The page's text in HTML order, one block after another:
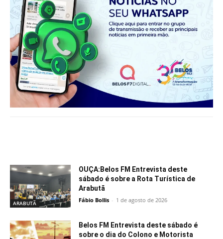
ARABUTÃ
OUÇA:Belos FM Entrevista deste
sábado é sobre a Rota Turística de
Arabutã
Fábio Bollis - 1 de agosto de 2026
Belos FM Entrevista deste sábado é
sobre o dia do Colono e Motorista